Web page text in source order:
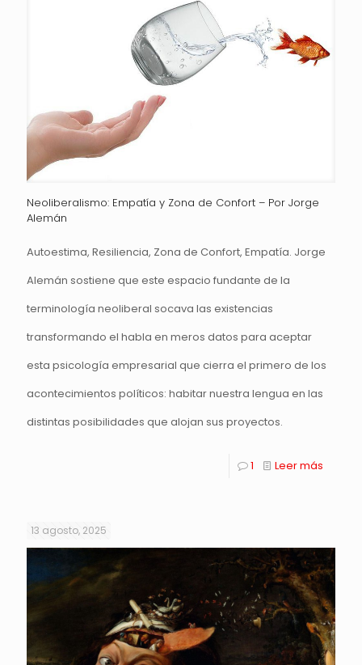
Neoliberalismo: Empatía y Zona de Confort – Por Jorge
Alemán
Autoestima, Resiliencia, Zona de Confort, Empatía. Jorge
Alemán sostiene que este espacio fundante de la
terminología neoliberal socava las existencias
transformando el habla en meros datos para aceptar
esta psicología empresarial que cierra el primero de los
acontecimientos políticos: habitar nuestra lengua en las
distintas posibilidades que alojan sus proyectos.
1 Leer más
13 agosto, 2025